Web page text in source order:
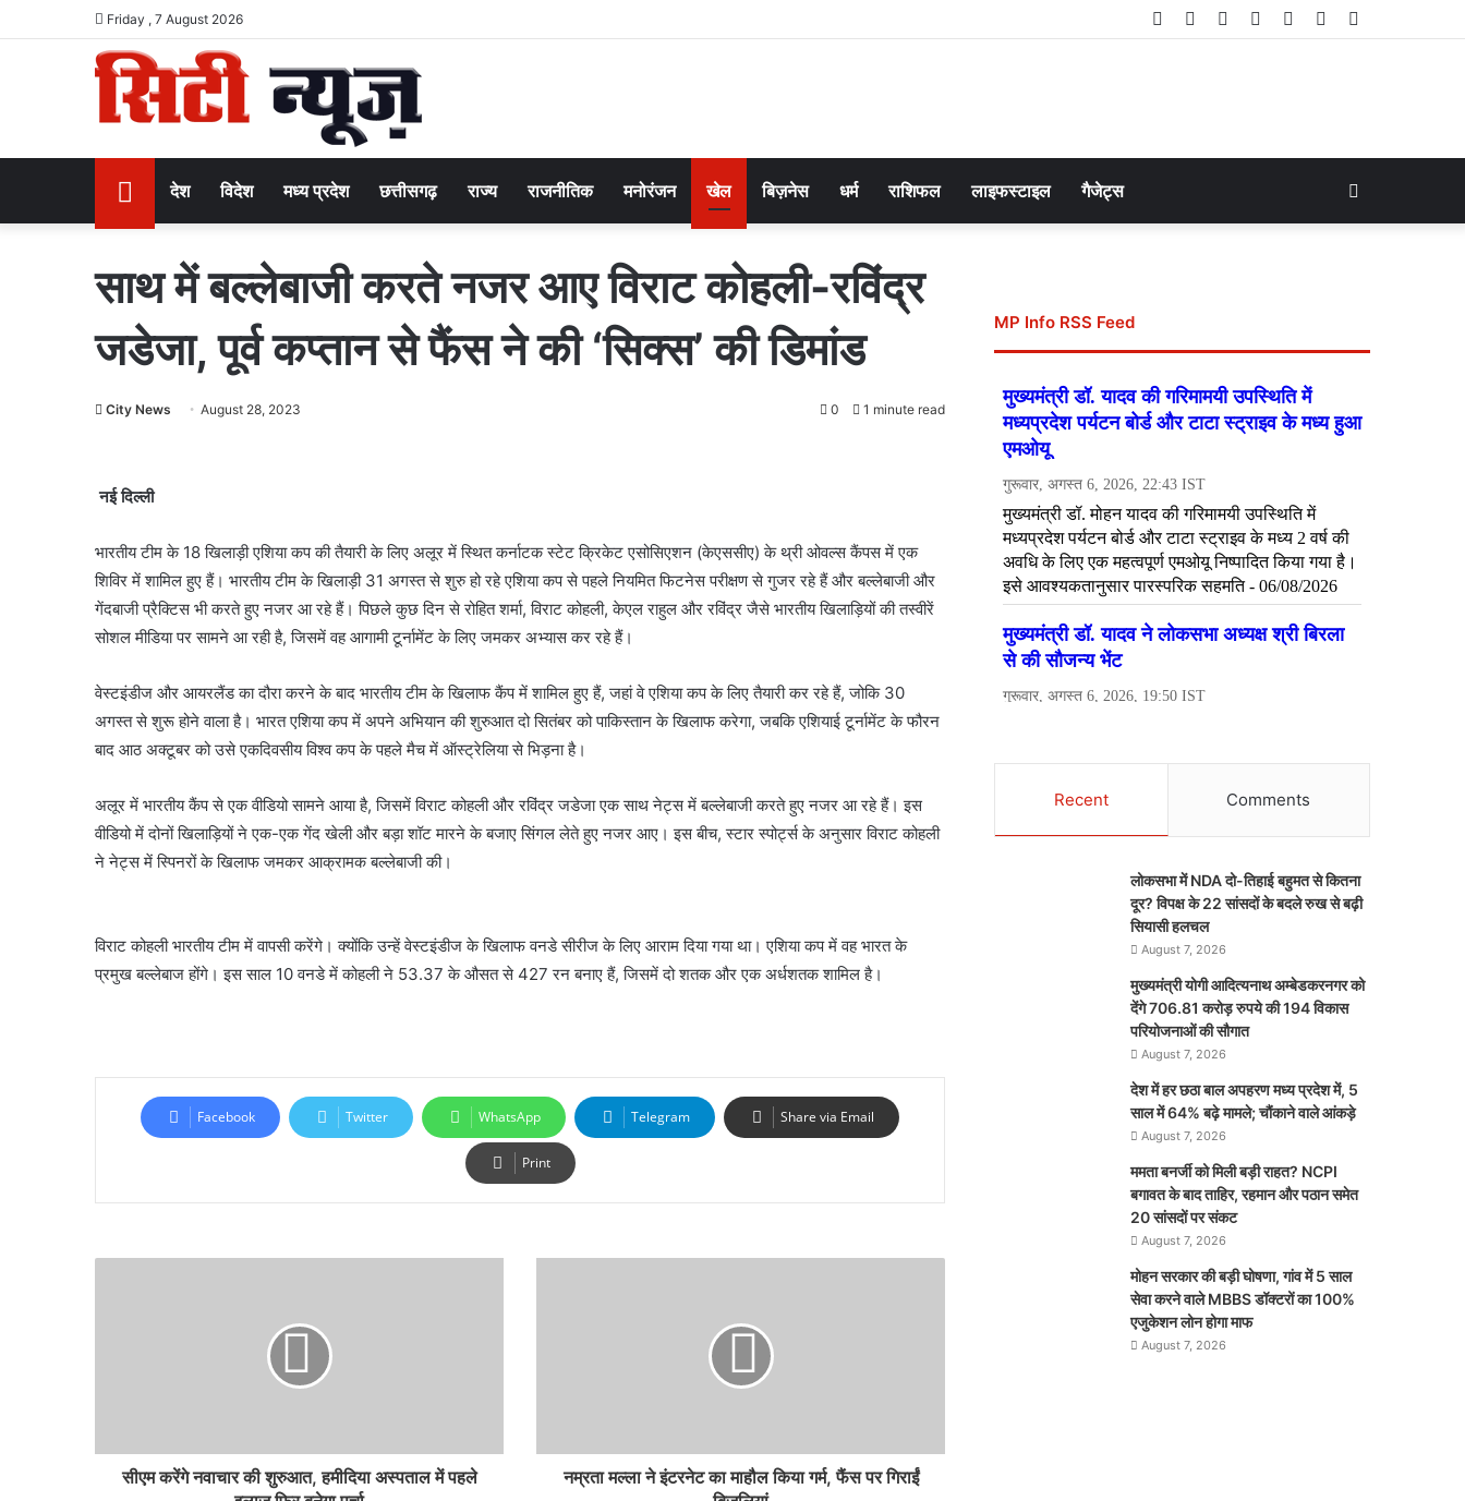
Friday , 7 August 2026 Telegram
Instagram
YouTube
LinkedIn
Twitter
Facebook
Homeदेश विदेश मध्य प्रदेश छत्तीसगढ़ राज्य राजनीतिक मनोरंजन खेल बिज़नेस धर्म राशिफल लाइफस्टाइल गैजेट्स
साथ में बल्लेबाजी करते नजर आए विराट कोहली-रविंद्र
जडेजा, पूर्व कप्तान से फैंस ने की ‘सिक्स’ की डिमांड
City News August 28, 2023 0 1 minute read
नई दिल्ली
भारतीय टीम के 18 खिलाड़ी एशिया कप की तैयारी के लिए अलूर में स्थित कर्नाटक स्टेट क्रिकेट एसोसिएशन (केएससीए) के थ्री ओवल्स कैंपस में एक
शिविर में शामिल हुए हैं। भारतीय टीम के खिलाड़ी 31 अगस्त से शुरु हो रहे एशिया कप से पहले नियमित फिटनेस परीक्षण से गुजर रहे हैं और बल्लेबाजी और
गेंदबाजी प्रैक्टिस भी करते हुए नजर आ रहे हैं। पिछले कुछ दिन से रोहित शर्मा, विराट कोहली, केएल राहुल और रविंद्र जैसे भारतीय खिलाड़ियों की तस्वीरें
सोशल मीडिया पर सामने आ रही है, जिसमें वह आगामी टूर्नामेंट के लिए जमकर अभ्यास कर रहे हैं।
वेस्टइंडीज और आयरलैंड का दौरा करने के बाद भारतीय टीम के खिलाफ कैंप में शामिल हुए हैं, जहां वे एशिया कप के लिए तैयारी कर रहे हैं, जोकि 30
अगस्त से शुरू होने वाला है। भारत एशिया कप में अपने अभियान की शुरुआत दो सितंबर को पाकिस्तान के खिलाफ करेगा, जबकि एशियाई टूर्नामेंट के फौरन
बाद आठ अक्टूबर को उसे एकदिवसीय विश्व कप के पहले मैच में ऑस्ट्रेलिया से भिड़ना है।
अलूर में भारतीय कैंप से एक वीडियो सामने आया है, जिसमें विराट कोहली और रविंद्र जडेजा एक साथ नेट्स में बल्लेबाजी करते हुए नजर आ रहे हैं। इस
वीडियो में दोनों खिलाड़ियों ने एक-एक गेंद खेली और बड़ा शॉट मारने के बजाए सिंगल लेते हुए नजर आए। इस बीच, स्टार स्पोर्ट्स के अनुसार विराट कोहली
ने नेट्स में स्पिनरों के खिलाफ जमकर आक्रामक बल्लेबाजी की।
विराट कोहली भारतीय टीम में वापसी करेंगे। क्योंकि उन्हें वेस्टइंडीज के खिलाफ वनडे सीरीज के लिए आराम दिया गया था। एशिया कप में वह भारत के
प्रमुख बल्लेबाज होंगे। इस साल 10 वनडे में कोहली ने 53.37 के औसत से 427 रन बनाए हैं, जिसमें दो शतक और एक अर्धशतक शामिल है।
Facebook Twitter WhatsApp Telegram Share via Email
Print
सीएम करेंगे नवाचार की शुरुआत, हमीदिया अस्पताल में पहले
नम्रता मल्ला ने इंटरनेट का माहौल किया गर्म, फैंस पर गिराईं
MP Info RSS Feed
Recent Comments
लोकसभा में NDA दो-तिहाई बहुमत से कितना
दूर? विपक्ष के 22 सांसदों के बदले रुख से बढ़ी
सियासी हलचल
August 7, 2026
मुख्यमंत्री योगी आदित्यनाथ अम्बेडकरनगर को
देंगे 706.81 करोड़ रुपये की 194 विकास
परियोजनाओं की सौगात
August 7, 2026
देश में हर छठा बाल अपहरण मध्य प्रदेश में, 5
साल में 64% बढ़े मामले; चौंकाने वाले आंकड़े
August 7, 2026
ममता बनर्जी को मिली बड़ी राहत? NCPI
बगावत के बाद ताहिर, रहमान और पठान समेत
20 सांसदों पर संकट
August 7, 2026
मोहन सरकार की बड़ी घोषणा, गांव में 5 साल
सेवा करने वाले MBBS डॉक्टरों का 100%
एजुकेशन लोन होगा माफ
August 7, 2026